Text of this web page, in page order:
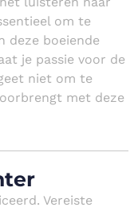
om te
deze boeiende
je passie voor de
niet om te
met deze
Vereiste